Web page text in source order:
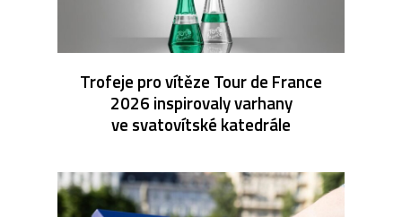
Trofeje pro vítěze Tour de France
2026 inspirovaly varhany
ve svatovítské katedrále